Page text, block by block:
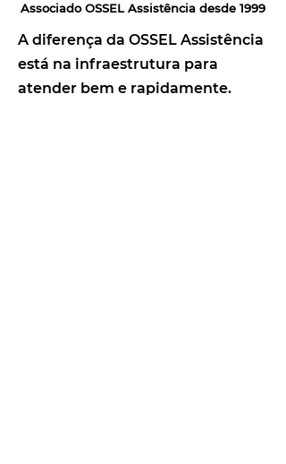
Associado OSSEL Assistência desde 1999
A diferença da OSSEL Assistência
está na infraestrutura para
atender bem e rapidamente.